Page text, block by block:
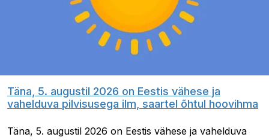
Täna, 5. augustil 2026 on Eestis vähese ja
vahelduva pilvisusega ilm, saartel õhtul hoovihma
Täna, 5. augustil 2026 on Eestis vähese ja vahelduva